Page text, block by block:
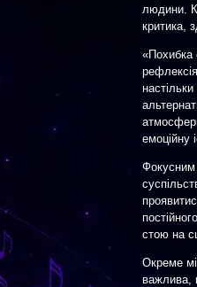
людини.
критика,
«Похибка
емоційну
Фокусним
стою на
Окреме
важлива,